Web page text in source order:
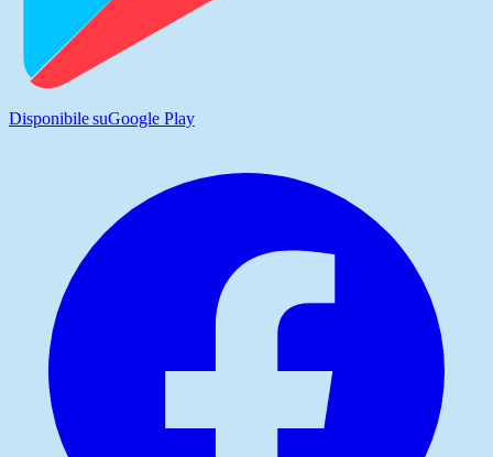
Disponibile suGoogle Play